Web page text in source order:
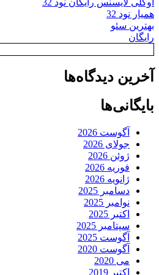
همیار نود 32
بهترین سئو
رایگان
آخرین دیدگاه‌ها
بایگانی‌ها
آگوست 2026
جولای 2026
ژوئن 2026
فوریه 2026
ژانویه 2026
دسامبر 2025
نوامبر 2025
اکتبر 2025
سپتامبر 2025
آگوست 2025
آگوست 2020
می 2020
اکتبر 2019